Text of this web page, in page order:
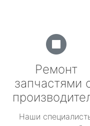
Ремонт
запчастями
Наши